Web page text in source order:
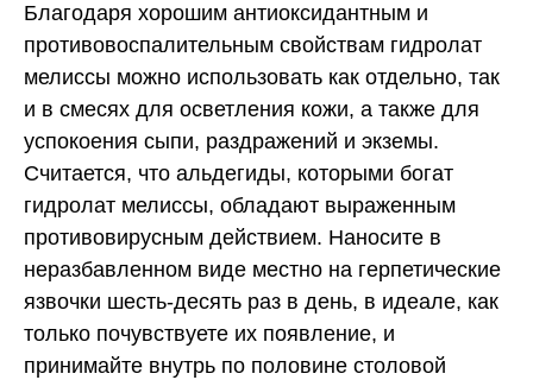
Благодаря хорошим антиоксидантным и
противовоспалительным свойствам гидролат
мелиссы можно использовать как отдельно, так
и в смесях для осветления кожи, а также для
успокоения сыпи, раздражений и экземы.
Считается, что альдегиды, которыми богат
гидролат мелиссы, обладают выраженным
противовирусным действием. Наносите в
неразбавленном виде местно на герпетические
язвочки шесть-десять раз в день, в идеале, как
только почувствуете их появление, и
принимайте внутрь по половине столовой